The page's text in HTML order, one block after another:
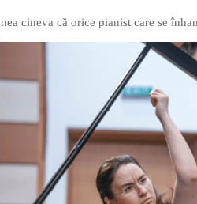
cineva că orice pianist care se